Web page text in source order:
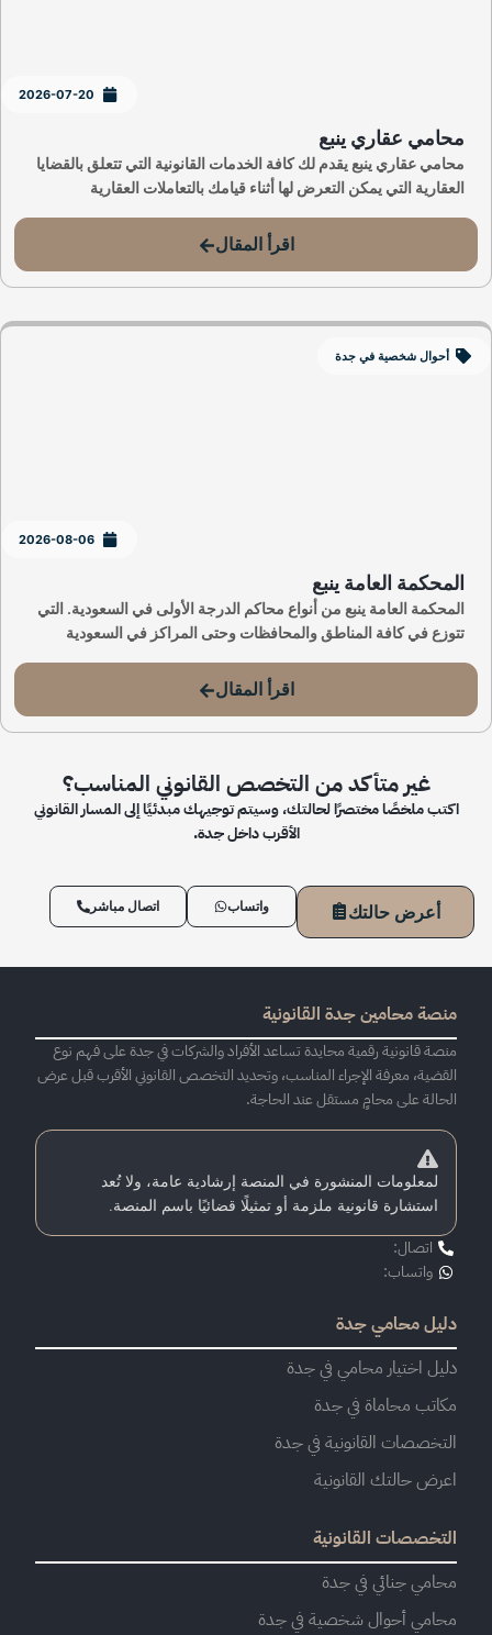
2026-07-20
محامي عقاري ينبع
محامي عقاري ينبع يقدم لك كافة الخدمات القانونية التي تتعلق بالقضايا
العقارية التي يمكن التعرض لها أثناء قيامك بالتعاملات العقارية
اقرأ المقال
أحوال شخصية في جدة
2026-08-06
المحكمة العامة ينبع
المحكمة العامة ينبع من أنواع محاكم الدرجة الأولى في السعودية. التي
تتوزع في كافة المناطق والمحافظات وحتى المراكز في السعودية
اقرأ المقال
غير متأكد من التخصص القانوني المناسب؟
اكتب ملخصًا مختصرًا لحالتك، وسيتم توجيهك مبدئيًا إلى المسار القانوني
الأقرب داخل جدة.
أعرض حالتك واتساب اتصال مباشر
منصة محامين جدة القانونية
منصة قانونية رقمية محايدة تساعد الأفراد والشركات في جدة على فهم نوع
القضية، معرفة الإجراء المناسب، وتحديد التخصص القانوني الأقرب قبل عرض
الحالة على محامٍ مستقل عند الحاجة.
لمعلومات المنشورة في المنصة إرشادية عامة، ولا تُعد
استشارة قانونية ملزمة أو تمثيلًا قضائيًا باسم المنصة.
اتصال:
واتساب:
دليل محامي جدة
دليل اختيار محامي في جدة
مكاتب محاماة في جدة
التخصصات القانونية في جدة
اعرض حالتك القانونية
التخصصات القانونية
محامي جنائي في جدة
محامي أحوال شخصية في جدة